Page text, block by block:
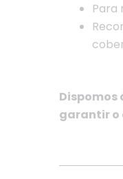
Para
garantir o